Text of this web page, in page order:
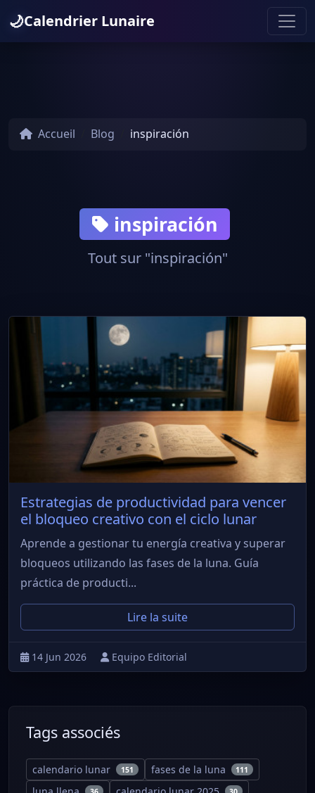
🌙Calendrier Lunaire
Accueil Blog inspiración
inspiración
Tout sur "inspiración"
Estrategias de productividad para vencer
el bloqueo creativo con el ciclo lunar
Aprende a gestionar tu energía creativa y superar
bloqueos utilizando las fases de la luna. Guía
práctica de producti...
Lire la suite
14 Jun 2026 Equipo Editorial
Tags associés
calendario lunar 151 fases de la luna 111